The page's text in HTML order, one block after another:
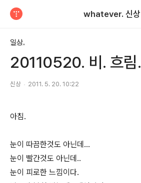
whatever. 신상
일상.
20110520. 비. 흐림.
신상 2011. 5. 20. 10:22
아침.
눈이 따끔한것도 아닌데...
눈이 빨간것도 아닌데..
눈이 피로한 느낌이다.